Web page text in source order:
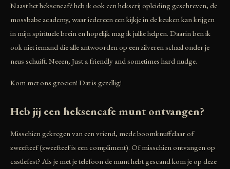
Naast het heksencafé heb ik ook een hekserij opleiding geschreven, de
mossbabe academy, waar iedereen een kijkje in de keuken kan krijgen
in mijn spirituele brein en hopelijk mag ik jullie helpen. Daarin ben ik
ook niet iemand die alle antwoorden op een zilveren schaal onder je
neus schuift. Neeen, Just a friendly and sometimes hard nudge.
Kom met ons groeien! Dat is gezellig!
Heb jij een heksencafe munt ontvangen?
Misschien gekregen van een vriend, mede boomknuffelaar of
zweefteef (zweefteef is een compliment). Of misschien ontvangen op
castlefest? Als je met je telefoon de munt hebt gescand kom je op deze